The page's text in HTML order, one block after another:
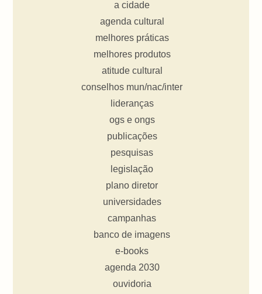
a cidade
agenda cultural
melhores práticas
melhores produtos
atitude cultural
conselhos mun/nac/inter
lideranças
ogs e ongs
publicações
pesquisas
legislação
plano diretor
universidades
campanhas
banco de imagens
e-books
agenda 2030
ouvidoria